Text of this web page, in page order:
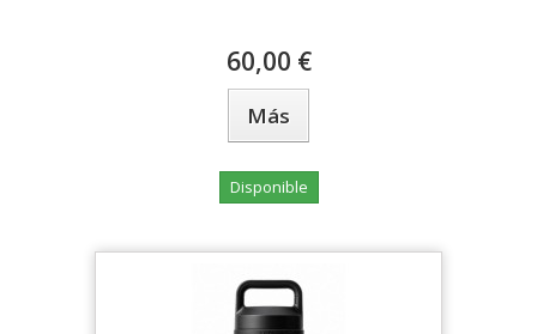
60,00 €
Más
Disponible